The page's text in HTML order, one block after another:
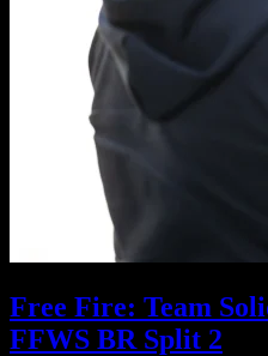
Free Fire: Team
FFWS BR Split 2